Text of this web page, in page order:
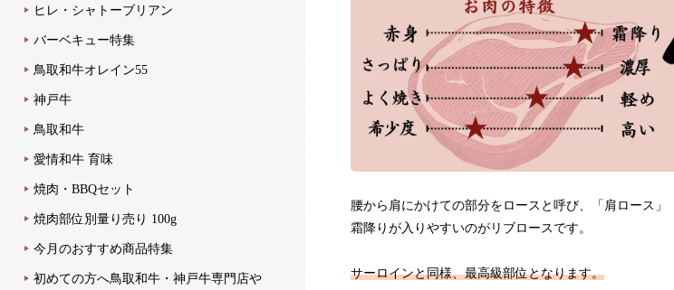
ヒレ・シャトーブリアン
バーベキュー特集
鳥取和牛オレイン55
神戸牛
鳥取和牛
愛情和牛 育味
焼肉・BBQセット
焼肉部位別量り売り 100g
今月のおすすめ商品特集
初めての方へ鳥取和牛・神戸牛専門店や
腰から肩にかけての部分をロースと呼び、「肩ロース
霜降りが入りやすいのがリブロースです。
サーロインと同様、最高級部位となります。